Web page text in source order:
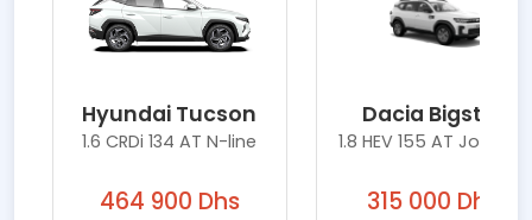
Hyundai Tucson
1.6 CRDi 134 AT N-line
464 900 Dhs
Dacia Bigster
1.8 HEV 155 AT Journey
315 000 Dhs